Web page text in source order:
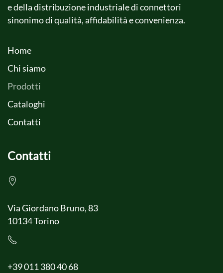
e della distribuzione industriale di connettori
sinonimo di qualità, affidabilità e convenienza.
Home
Chi siamo
Prodotti
Cataloghi
Contatti
Contatti
Via Giordano Bruno, 83
10134 Torino
+39 011 380 40 68